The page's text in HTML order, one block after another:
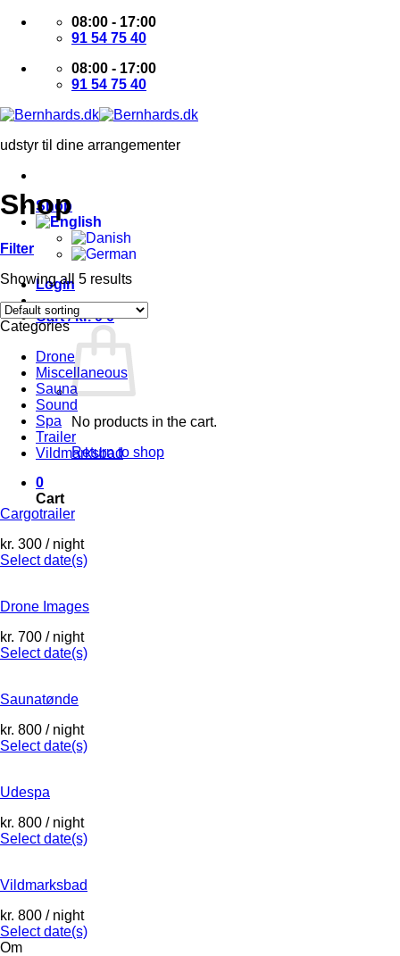
Skip
08:00 - 17:00
91 54 75 40
08:00 - 17:00
91 54 75 40
udstyr til dine arrangementer
Shop
Login
Cart /kr.0 0
No products in the cart.
Return to shop
0
Cart
Shop
Filter
Showing all 5 results
Categories
Drone
Miscellaneous
Sauna
Sound
Spa
Trailer
Vildmarksbad
Cargotrailer
kr. 300 / night
Select date(s)
Drone Images
kr. 700 / night
Select date(s)
Saunatønde
kr. 800 / night
Select date(s)
Udespa
kr. 800 / night
Select date(s)
Vildmarksbad
kr. 800 / night
Select date(s)
Om